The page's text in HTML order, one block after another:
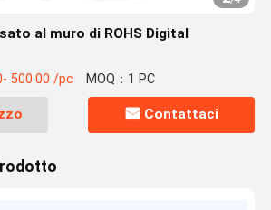
al muro di ROHS Digital
500.00 /pc MOQ：1 PC
Contattaci